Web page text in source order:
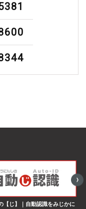
【じ】｜自動認識をみじかに